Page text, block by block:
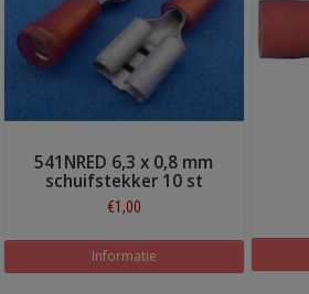
541NRED 6,3 x 0,8 mm
schuifstekker 10 st
€1,00
Informatie